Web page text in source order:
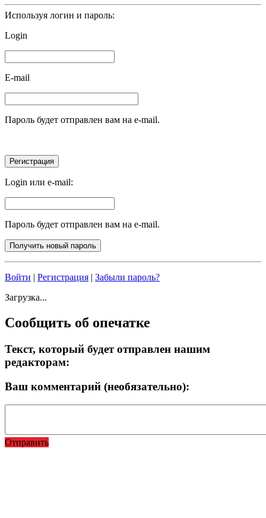
Используя логин и пароль:
Login
E-mail
Пароль будет отправлен вам на e-mail.
Login или e-mail:
Пароль будет отправлен вам на e-mail.
Войти | Регистрация | Забыли пароль?
Загрузка...
Сообщить об опечатке
Текст, который будет отправлен нашим
редакторам:
Ваш комментарий (необязательно):
Отправить